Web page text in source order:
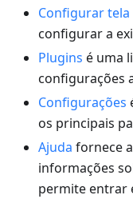
Configurar tela
configurar a
Plugins é uma
configurações
Configurações
os principais
Ajuda fornece
informações
permite entrar